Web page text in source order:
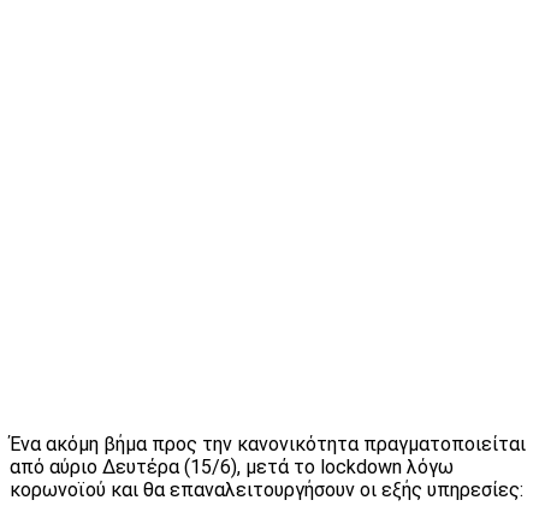
Ένα ακόμη βήμα προς την κανονικότητα πραγματοποιείται
από αύριο Δευτέρα (15/6), μετά το lockdown λόγω
κορωνοϊού και θα επαναλειτουργήσουν οι εξής υπηρεσίες: